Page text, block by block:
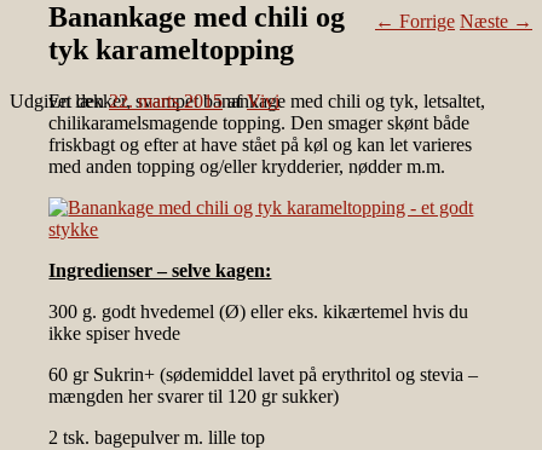
← Forrige Næste →
Banankage med chili og
tyk karameltopping
Udgivet den22. marts 2015 afVivi
En lækker, svampet banankage med chili og tyk, letsaltet,
chilikaramelsmagende topping. Den smager skønt både
friskbagt og efter at have stået på køl og kan let varieres
med anden topping og/eller krydderier, nødder m.m.
Ingredienser – selve kagen:
300 g. godt hvedemel (Ø) eller eks. kikærtemel hvis du
ikke spiser hvede
60 gr Sukrin+ (sødemiddel lavet på erythritol og stevia –
mængden her svarer til 120 gr sukker)
2 tsk. bagepulver m. lille top